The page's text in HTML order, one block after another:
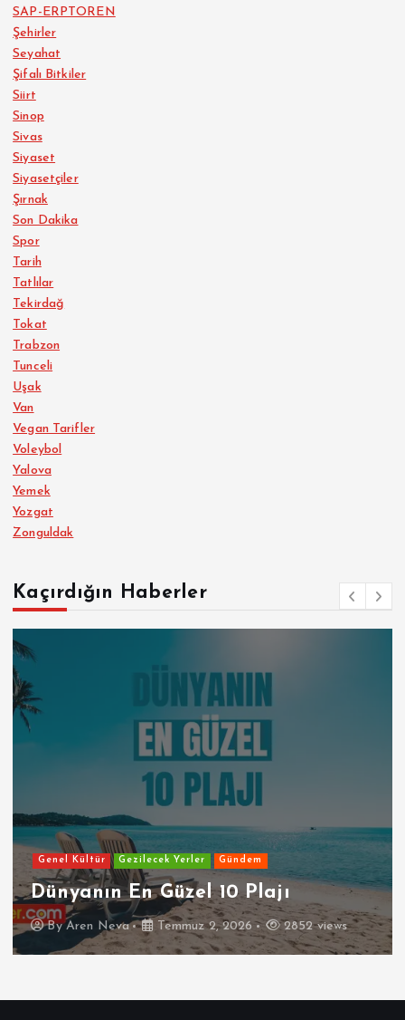
SAP-ERPTOREN
Şehirler
Seyahat
Şifalı Bitkiler
Siirt
Sinop
Sivas
Siyaset
Siyasetçiler
Şırnak
Son Dakika
Spor
Tarih
Tatlılar
Tekirdağ
Tokat
Trabzon
Tunceli
Uşak
Van
Vegan Tarifler
Voleybol
Yalova
Yemek
Yozgat
Zonguldak
Kaçırdığın Haberler
Genel Kültür Gezilecek Yerler Gündem
Dünyanın En Güzel 10 Plajı
ByAren Neva Temmuz 2, 2026 2852 views